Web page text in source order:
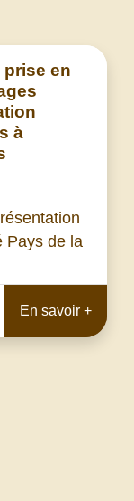
prise en
à
Pays de la
En savoir +